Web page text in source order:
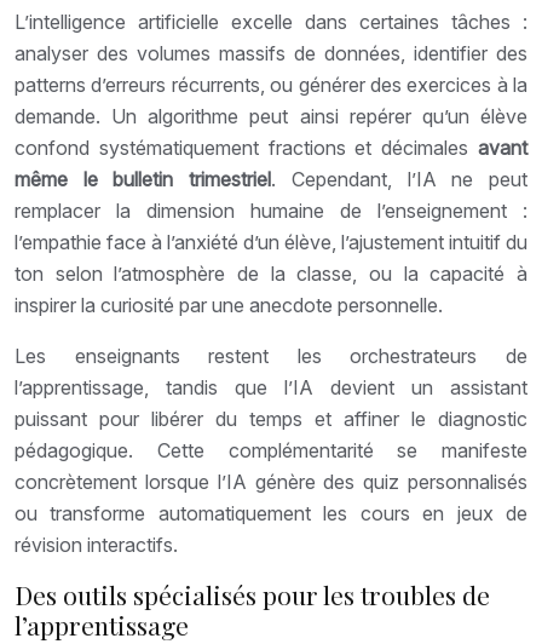
L’intelligence artificielle excelle dans certaines tâches :
analyser des volumes massifs de données, identifier des
patterns d’erreurs récurrents, ou générer des exercices à la
demande. Un algorithme peut ainsi repérer qu’un élève
confond systématiquement fractions et décimales avant
même le bulletin trimestriel. Cependant, l’IA ne peut
remplacer la dimension humaine de l’enseignement :
l’empathie face à l’anxiété d’un élève, l’ajustement intuitif du
ton selon l’atmosphère de la classe, ou la capacité à
inspirer la curiosité par une anecdote personnelle.
Les enseignants restent les orchestrateurs de
l’apprentissage, tandis que l’IA devient un assistant
puissant pour libérer du temps et affiner le diagnostic
pédagogique. Cette complémentarité se manifeste
concrètement lorsque l’IA génère des quiz personnalisés
ou transforme automatiquement les cours en jeux de
révision interactifs.
Des outils spécialisés pour les troubles de
l’apprentissage